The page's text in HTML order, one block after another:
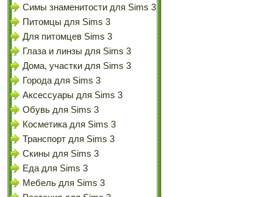
Симы знаменитости для Sims 3
Питомцы для Sims 3
Для питомцев Sims 3
Глаза и линзы для Sims 3
Дома, участки для Sims 3
Города для Sims 3
Аксессуары для Sims 3
Обувь для Sims 3
Косметика для Sims 3
Транспорт для Sims 3
Скины для Sims 3
Еда для Sims 3
Мебель для Sims 3